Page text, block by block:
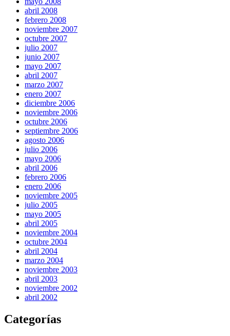
abril 2008
febrero 2008
noviembre 2007
octubre 2007
julio 2007
junio 2007
mayo 2007
abril 2007
marzo 2007
enero 2007
diciembre 2006
noviembre 2006
octubre 2006
septiembre 2006
agosto 2006
julio 2006
mayo 2006
abril 2006
febrero 2006
enero 2006
noviembre 2005
julio 2005
mayo 2005
abril 2005
noviembre 2004
octubre 2004
abril 2004
marzo 2004
noviembre 2003
abril 2003
noviembre 2002
abril 2002
Categorías